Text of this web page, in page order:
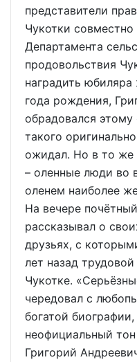
представители
Чукотки
Департамента
продовольствия
наградить
года рождения,
обрадовался
такого
ожидал. Но в то же
– оленные люди во
оленем наиболее
На вечере
рассказывал о
друзьях, с
лет назад
Чукотке.
чередовал с
богатой
неофициальный
Григорий